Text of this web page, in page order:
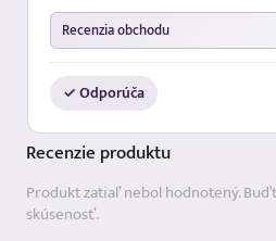
Recenzia obchodu
✓ Odporúča
Recenzie produktu
Produkt zatiaľ nebol hodnotený.
skúsenosť.